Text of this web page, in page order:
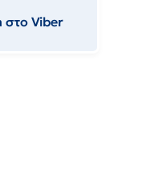
στο Viber